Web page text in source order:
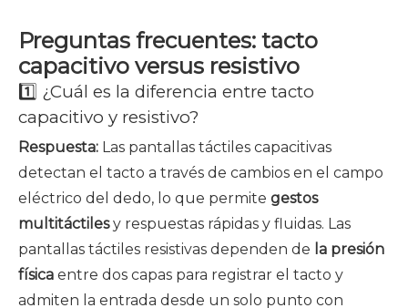
Preguntas frecuentes: tacto
capacitivo versus resistivo
1️⃣ ¿Cuál es la diferencia entre tacto
capacitivo y resistivo?
Respuesta: Las pantallas táctiles capacitivas
detectan el tacto a través de cambios en el campo
eléctrico del dedo, lo que permite gestos
multitáctilesy respuestas rápidas y fluidas. Las
pantallas táctiles resistivas dependen de la presión
física entre dos capas para registrar el tacto y
admiten la entrada desde un solo punto con